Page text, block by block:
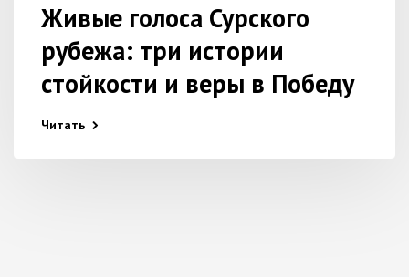
Живые голоса Сурского
рубежа: три истории
стойкости и веры в Победу
Читать